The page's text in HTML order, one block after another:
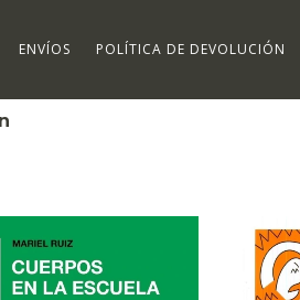
ENVÍOS POLÍTICA DE DEVOLUCIÓN